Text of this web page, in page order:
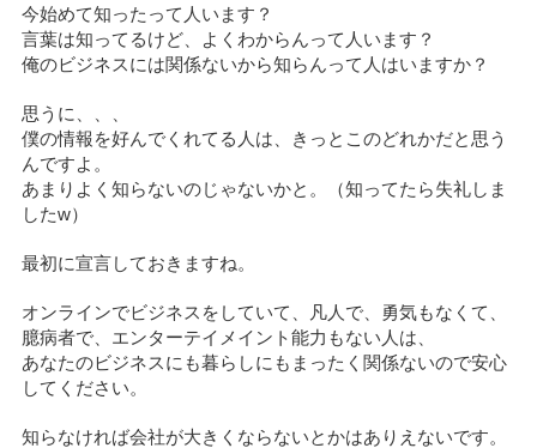
今始めて知ったって人います？
言葉は知ってるけど、よくわからんって人います？
俺のビジネスには関係ないから知らんって人はいますか？
思うに、、、
僕の情報を好んでくれてる人は、きっとこのどれかだと思う
んですよ。
あまりよく知らないのじゃないかと。（知ってたら失礼しま
したw）
最初に宣言しておきますね。
オンラインでビジネスをしていて、凡人で、勇気もなくて、
臆病者で、エンターテイメイント能力もない人は、
あなたのビジネスにも暮らしにもまったく関係ないので安心
してください。
知らなければ会社が大きくならないとかはありえないです。